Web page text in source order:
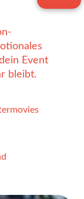
Event
bleibt.